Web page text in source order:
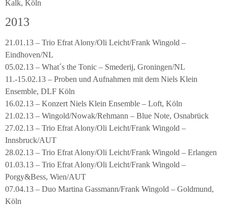
Kalk, Köln
2013
21.01.13 – Trio Efrat Alony/Oli Leicht/Frank Wingold –
Eindhoven/NL
05.02.13 – What´s the Tonic – Smederij, Groningen/NL
11.-15.02.13 – Proben und Aufnahmen mit dem Niels Klein
Ensemble, DLF Köln
16.02.13 – Konzert Niels Klein Ensemble – Loft, Köln
21.02.13 – Wingold/Nowak/Rehmann – Blue Note, Osnabrück
27.02.13 – Trio Efrat Alony/Oli Leicht/Frank Wingold –
Innsbruck/AUT
28.02.13 – Trio Efrat Alony/Oli Leicht/Frank Wingold – Erlangen
01.03.13 – Trio Efrat Alony/Oli Leicht/Frank Wingold –
Porgy&Bess, Wien/AUT
07.04.13 – Duo Martina Gassmann/Frank Wingold – Goldmund,
Köln